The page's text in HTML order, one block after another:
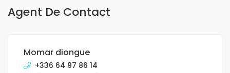
Agent De Contact
Momar diongue
+336 64 97 86 14